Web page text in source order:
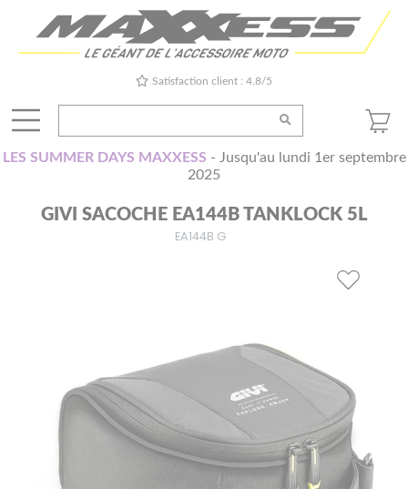
Satisfaction client : 4.8/5
LES SUMMER DAYS MAXXESS - Jusqu'au lundi 1er septembre
2025
GIVI SACOCHE EA144B TANKLOCK 5L
EA144B G